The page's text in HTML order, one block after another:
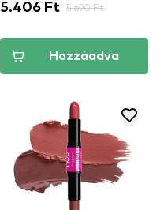
5.406 Ft 5.690 Ft
Hozzáadva